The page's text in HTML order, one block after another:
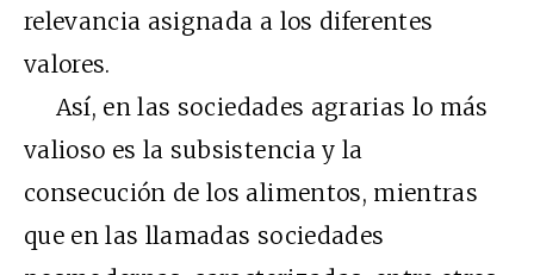
relevancia asignada a los diferentes
valores.
Así, en las sociedades agrarias lo más
valioso es la subsistencia y la
consecución de los alimentos, mientras
que en las llamadas sociedades